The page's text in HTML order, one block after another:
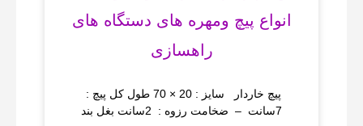
انواع پیچ ومهره های دستگاه های
راهسازی
پیچ خاردار سایز : 20 × 70 طول کل پیچ :
7سانت – ضخامت رزوه : 2سانت بغل بند